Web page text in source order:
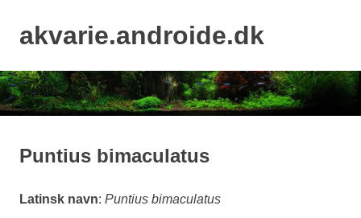
contentakvarie.androide.dk
Puntius bimaculatus
Latinsk navn: Puntius bimaculatus